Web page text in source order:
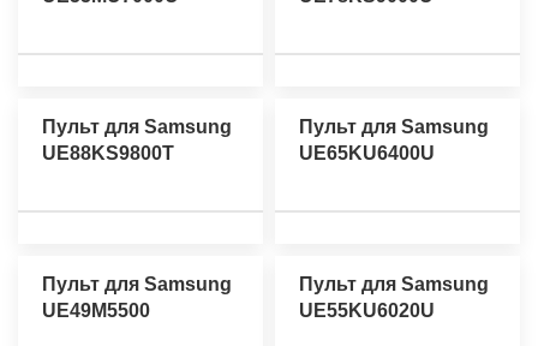
Пульт для Samsung
UE88KS9800T
Пульт для Samsung
UE65KU6400U
Пульт для Samsung
UE49M5500
Пульт для Samsung
UE55KU6020U